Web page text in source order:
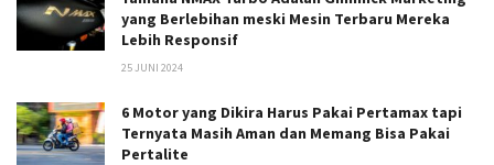
yang Berlebihan meski Mesin Terbaru Mereka
Lebih Responsif
25 JUNI 2024
6 Motor yang Dikira Harus Pakai Pertamax tapi
Ternyata Masih Aman dan Memang Bisa Pakai
Pertalite